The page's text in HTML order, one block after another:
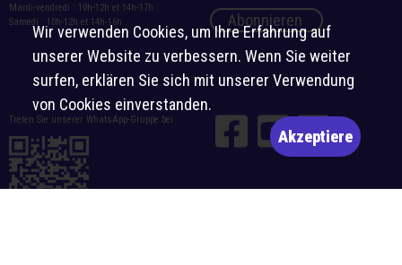
Mardi-vendredi : 10h-12h et 14h-17h
Samedi : 10h-12h et 14h-16h
Abonnieren
Treten Sie unserer WhatsApp-Gruppe bei
Wir verwenden Cookies, um Ihre Erfahrung auf
unserer Website zu verbessern. Wenn Sie weiter
surfen, erklären Sie sich mit unserer Verwendung
von Cookies einverstanden.
Akzeptiere